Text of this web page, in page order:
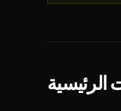
الرئيسية